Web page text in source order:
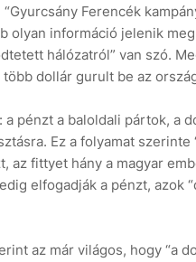
Ferencék
olyan információ jelenik
hálózatról” van szó.
több dollár gurult be az
a pénzt a baloldali pártok, a
Ez a folyamat
az fittyet hány a magyar
elfogadják a pénzt, azok
az már világos, hogy “a